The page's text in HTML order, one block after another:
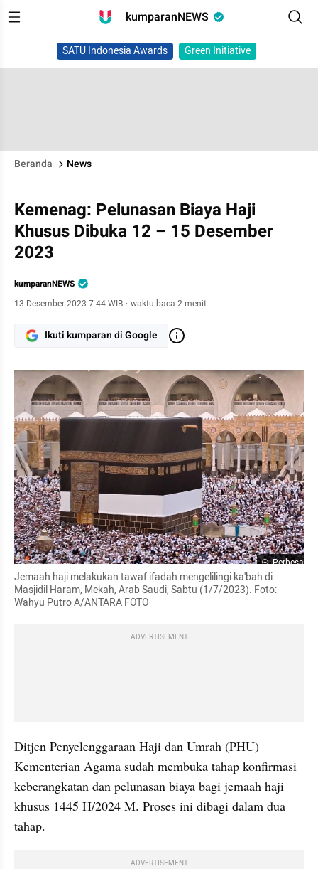
kumparanNEWS
SATU Indonesia Awards Green Initiative
Beranda News
Kemenag: Pelunasan Biaya Haji
Khusus Dibuka 12 – 15 Desember
2023
kumparanNEWS
13 Desember 2023 7:44 WIB · waktu baca 2 menit
Ikuti kumparan di Google
Perbesar
Jemaah haji melakukan tawaf ifadah mengelilingi ka'bah di
Masjidil Haram, Mekah, Arab Saudi, Sabtu (1/7/2023). Foto:
Wahyu Putro A/ANTARA FOTO
ADVERTISEMENT
Ditjen Penyelenggaraan Haji dan Umrah (PHU)
Kementerian Agama sudah membuka tahap konfirmasi
keberangkatan dan pelunasan biaya bagi jemaah haji
khusus 1445 H/2024 M. Proses ini dibagi dalam dua
tahap.
ADVERTISEMENT